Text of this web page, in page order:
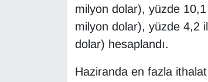
milyon dolar), yüzde
milyon dolar), yüzde 4,2
dolar) hesaplandı.
Haziranda en fazla